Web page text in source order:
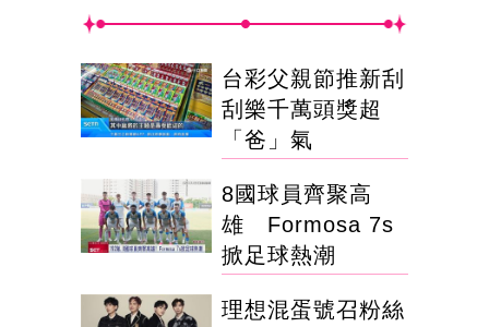
台彩父親節推新刮
刮樂千萬頭獎超
「爸」氣
8國球員齊聚高
雄 Formosa 7s
掀足球熱潮
理想混蛋號召粉絲